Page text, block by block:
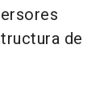
de